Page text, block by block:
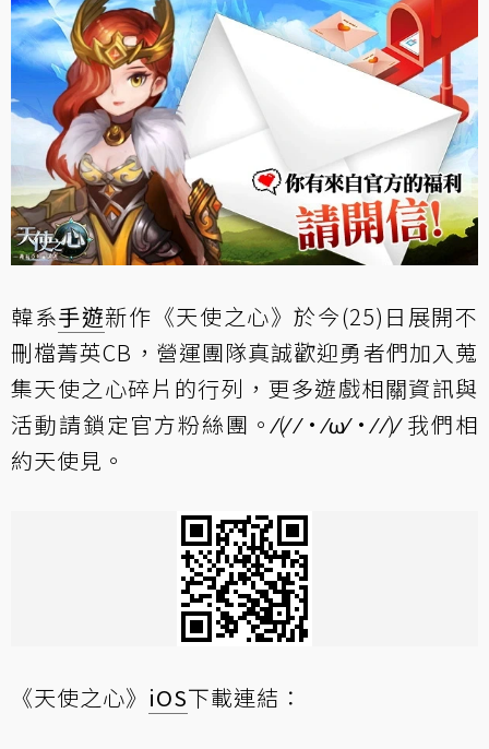
韓系手遊新作《天使之心》於今(25)日展開不
刪檔菁英CB，營運團隊真誠歡迎勇者們加入蒐
集天使之心碎片的行列，更多遊戲相關資訊與
活動請鎖定官方粉絲團。⁄(⁄ ⁄•⁄ω⁄•⁄ ⁄)⁄ 我們相
約天使見。
《天使之心》 iOS下載連結：